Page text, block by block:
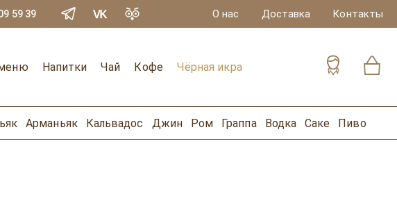
59 39 О нас Доставка Контакты
Напитки Чай Кофе Чёрная икра
Арманьяк Кальвадос Джин Ром Граппа Водка Саке Пиво